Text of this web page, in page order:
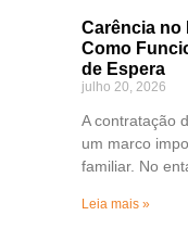
Carência no
Como
de Espera
julho 20, 2026
A contratação
um marco
familiar. No
Leia mais »